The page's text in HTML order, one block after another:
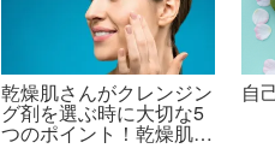
乾燥肌さんがクレンジン
グ剤を選ぶ時に大切な5
つのポイント！乾燥肌さ
自